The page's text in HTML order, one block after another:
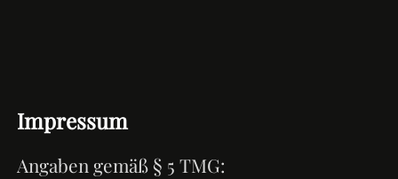
Impressum
Angaben gemäß § 5 TMG: